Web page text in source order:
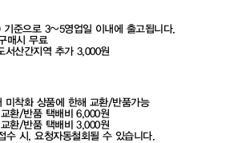
기준으로 3~5영업일 이내에 출고됩니다.
매시 무료
서산간지역 추가 3,000원
미착화 상품에 한해 교환/반품가능
환/반품 택배비 6,000원
환/반품 택배비 3,000원
수 시, 요청자동철회될 수 있습니다.